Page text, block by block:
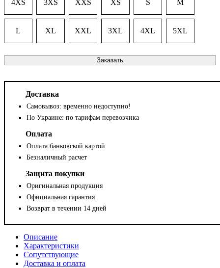
4XS 3XS XXS XS S M
L XL XXL 3XL 4XL 5XL
Заказать
Доставка
Самовывоз: временно недоступно!
По Украине: по тарифам перевозчика
Оплата
Оплата банковской картой
Безналичный расчет
Защита покупки
Оригинальная продукция
Официальная гарантия
Возврат в течении 14 дней
Описание
Характеристики
Сопутствующие
Доставка и оплата